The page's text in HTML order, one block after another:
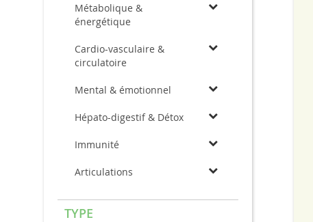
Métabolique &
énergétique
Cardio-vasculaire &
circulatoire
Mental & émotionnel
Hépato-digestif & Détox
Immunité
Articulations
TYPE